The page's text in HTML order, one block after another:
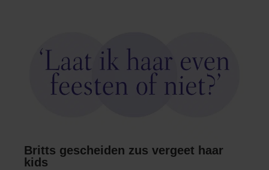
Britts gescheiden zus vergeet haar
kids